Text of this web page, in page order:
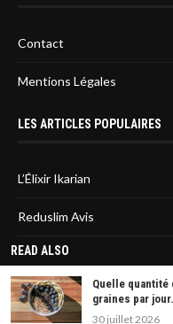
Contact
Mentions Légales
LES ARTICLES POPULAIRES
L’Élixir Ikarian
Reduslim Avis
Sirtfood diet : L’avis des
La liste des statines
READ ALSO
Quelle quantité
graines par
30 juillet 2026